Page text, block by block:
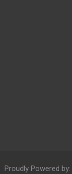
Proudly Powered by: